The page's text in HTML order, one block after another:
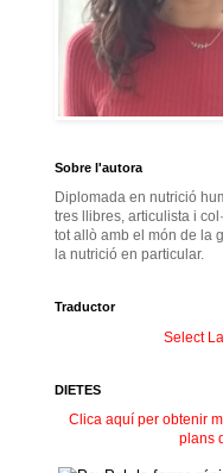
Sobre l'autora
Diplomada en nutrició
tres llibres, articulista i
tot allò amb el món de la
la nutrició en particular.
Traductor
Select
DIETES
Clica aquí per obtenir
plans